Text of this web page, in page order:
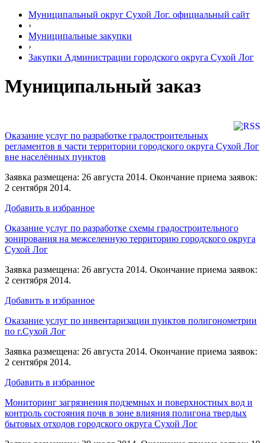
Муниципальный округ Сухой Лог. официальный сайт
›
Муниципальные закупки
›
Закупки Администрации городского округа Сухой Лог
Муниципальный заказ
Оказание услуг по разработке градостроительных
регламентов в части территории городского округа Сухой Лог
вне населённых пунктов
Заявка размещена: 26 августа 2014. Окончание приема заявок:
2 сентября 2014.
Добавить в избранное
Оказание услуг по разработке схемы градостроительного
зонирования на межселенную территорию городского округа
Сухой Лог
Заявка размещена: 26 августа 2014. Окончание приема заявок:
2 сентября 2014.
Добавить в избранное
Оказание услуг по инвентаризации пунктов полигонометрии
по г.Сухой Лог
Заявка размещена: 26 августа 2014. Окончание приема заявок:
2 сентября 2014.
Добавить в избранное
Мониторинг загрязнения подземных и поверхностных вод и
контроль состояния почв в зоне влияния полигона твердых
бытовых отходов городского округа Сухой Лог